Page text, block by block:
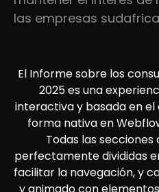
las empresas
El Informe sobre los
2025 es una
interactiva y basada en
forma nativa en
Todas las
perfectamente divididas
facilitar la navegación, y
y animado con